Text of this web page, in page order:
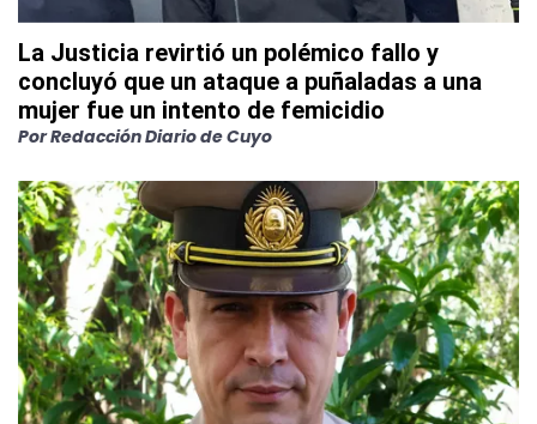
La Justicia revirtió un polémico fallo y
concluyó que un ataque a puñaladas a una
mujer fue un intento de femicidio
PorRedacción Diario de Cuyo